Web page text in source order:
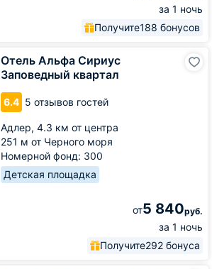
за 1 ночь
Получите188 бонусов
Отель Альфа Сириус
Заповедный квартал
6.4 5 отзывов гостей
Адлер, 4.3 км от центра
251 м от Черного моря
Номерной фонд: 300
Детская площадка
от5 840руб.
за 1 ночь
Получите292 бонуса